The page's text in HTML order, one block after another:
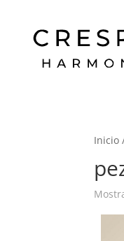
Inicio